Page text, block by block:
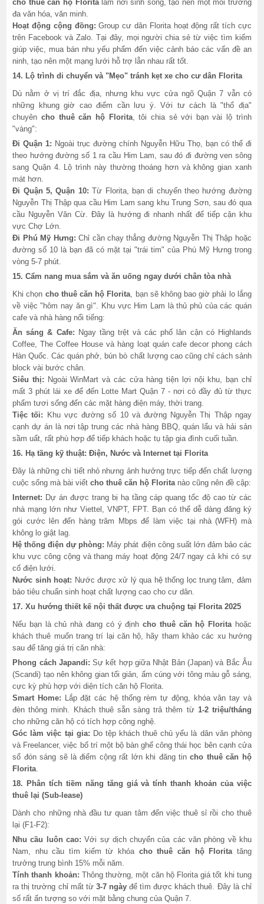
cho thuê căn hộ Floritalàm nơi sinh sống, tạo nên một môi trường
đa văn hóa, văn minh.
Hoạt động cộng đồng: Group cư dân Florita hoạt động rất tích cực
trên Facebook và Zalo. Tại đây, mọi người chia sẻ từ việc tìm kiếm
giúp việc, mua bán nhu yếu phẩm đến việc cảnh báo các vấn đề an
ninh, tạo nên một mạng lưới hỗ trợ lẫn nhau rất tốt.
14. Lộ trình di chuyển và "Mẹo" tránh kẹt xe cho cư dân Florita
Dù nằm ở vị trí đắc địa, nhưng khu vực cửa ngõ Quận 7 vẫn có
những khung giờ cao điểm cần lưu ý. Với tư cách là "thổ địa"
chuyên cho thuê căn hộ Florita, tôi chia sẻ với bạn vài lộ trình
"vàng":
Đi Quận 1: Ngoài trục đường chính Nguyễn Hữu Thọ, bạn có thể đi
theo hướng đường số 1 ra cầu Him Lam, sau đó đi đường ven sông
sang Quận 4. Lộ trình này thường thoáng hơn và không gian xanh
mát hơn.
Đi Quận 5, Quận 10: Từ Florita, bạn di chuyển theo hướng đường
Nguyễn Thị Thập qua cầu Him Lam sang khu Trung Sơn, sau đó qua
cầu Nguyễn Văn Cừ. Đây là hướng đi nhanh nhất để tiếp cận khu
vực Chợ Lớn.
Đi Phú Mỹ Hưng: Chỉ cần chạy thẳng đường Nguyễn Thị Thập hoặc
đường số 10 là bạn đã có mặt tại "trái tim" của Phú Mỹ Hưng trong
vòng 5-7 phút.
15. Cẩm nang mua sắm và ăn uống ngay dưới chân tòa nhà
Khi chọn cho thuê căn hộ Florita, bạn sẽ không bao giờ phải lo lắng
về việc "hôm nay ăn gì". Khu vực Him Lam là thủ phủ của các quán
cafe và nhà hàng nổi tiếng:
Ăn sáng & Cafe: Ngay tầng trệt và các phố lân cận có Highlands
Coffee, The Coffee House và hàng loạt quán cafe decor phong cách
Hàn Quốc. Các quán phở, bún bò chất lượng cao cũng chỉ cách sảnh
block vài bước chân.
Siêu thị: Ngoài WinMart và các cửa hàng tiện lợi nội khu, bạn chỉ
mất 3 phút lái xe để đến Lotte Mart Quận 7 - nơi có đầy đủ từ thực
phẩm tươi sống đến các mặt hàng điện máy, thời trang.
Tiệc tối: Khu vực đường số 10 và đường Nguyễn Thị Thập ngay
cạnh dự án là nơi tập trung các nhà hàng BBQ, quán lẩu và hải sản
sầm uất, rất phù hợp để tiếp khách hoặc tụ tập gia đình cuối tuần.
16. Hạ tầng kỹ thuật: Điện, Nước và Internet tại Florita
Đây là những chi tiết nhỏ nhưng ảnh hưởng trực tiếp đến chất lượng
cuộc sống mà bài viếtcho thuê căn hộ Floritanào cũng nên đề cập:
Internet: Dự án được trang bị hạ tầng cáp quang tốc độ cao từ các
nhà mạng lớn như Viettel, VNPT, FPT. Bạn có thể dễ dàng đăng ký
gói cước lên đến hàng trăm Mbps để làm việc tại nhà (WFH) mà
không lo giật lag.
Hệ thống điện dự phòng: Máy phát điện công suất lớn đảm bảo các
khu vực công cộng và thang máy hoạt động 24/7 ngay cả khi có sự
cố điện lưới.
Nước sinh hoạt: Nước được xử lý qua hệ thống lọc trung tâm, đảm
bảo tiêu chuẩn sinh hoạt chất lượng cao cho cư dân.
17. Xu hướng thiết kế nội thất được ưa chuộng tại Florita 2025
Nếu bạn là chủ nhà đang có ý địnhcho thuê căn hộ Floritahoặc
khách thuê muốn trang trí lại căn hộ, hãy tham khảo các xu hướng
sau để tăng giá trị căn nhà:
Phong cách Japandi: Sự kết hợp giữa Nhật Bản (Japan) và Bắc Âu
(Scandi) tạo nên không gian tối giản, ấm cúng với tông màu gỗ sáng,
cực kỳ phù hợp với diện tích căn hộ Florita.
Smart Home: Lắp đặt các hệ thống rèm tự động, khóa vân tay và
đèn thông minh. Khách thuê sẵn sàng trả thêm từ 1-2 triệu/tháng
cho những căn hộ có tích hợp công nghệ.
Góc làm việc tại gia: Do tệp khách thuê chủ yếu là dân văn phòng
và Freelancer, việc bố trí một bộ bàn ghế công thái học bên cạnh cửa
sổ đón sáng sẽ là điểm cộng rất lớn khi đăng tincho thuê căn hộ
Florita.
18. Phân tích tiềm năng tăng giá và tính thanh khoản của việc
thuê lại (Sub-lease)
Dành cho những nhà đầu tư quan tâm đến việc thuê sỉ rồi cho thuê
lại (F1-F2):
Nhu cầu luôn cao: Với sự dịch chuyển của các văn phòng về khu
Nam, nhu cầu tìm kiếm từ khóa cho thuê căn hộ Floritatăng
trưởng trung bình 15% mỗi năm.
Tính thanh khoản: Thông thường, một căn hộ Florita giá tốt khi tung
ra thị trường chỉ mất từ 3-7 ngàyđể tìm được khách thuê. Đây là chỉ
số rất ấn tượng so với mặt bằng chung của Quận 7.